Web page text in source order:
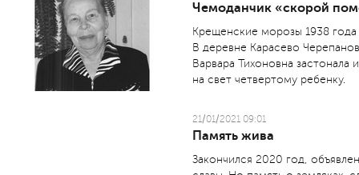
Чемоданчик «скорой
Крещенские морозы 1938
В деревне Карасево
Варвара Тихоновна
на свет четвертому ребенку.
21/01/2021 09:01
Память жива
Закончился 2020 год,